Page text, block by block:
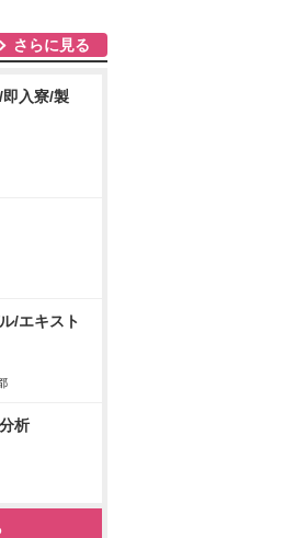
さらに見る
即入寮/製
/エキスト
析